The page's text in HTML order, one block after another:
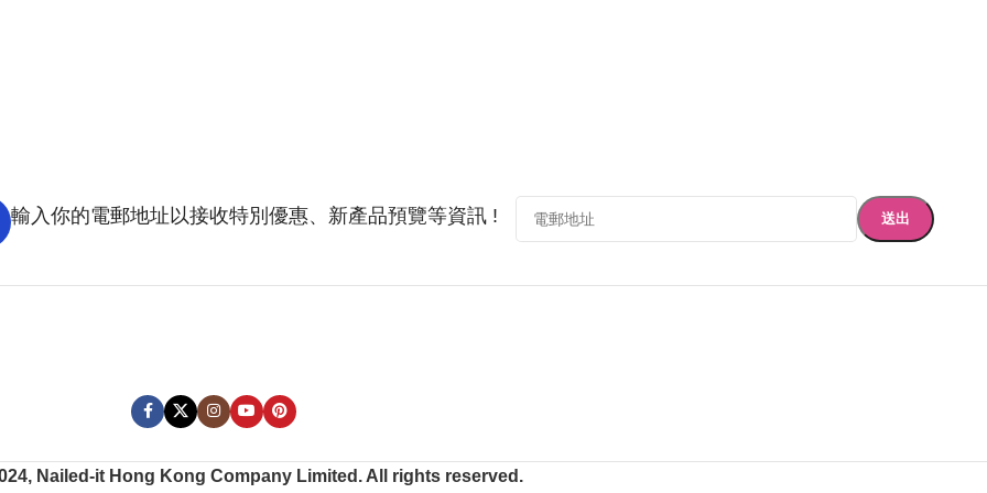
輸入你的電郵地址以接收特別優惠、新產品預覽等資訊 !
Nailed-it Hong Kong Company Limited. All rights reserved.